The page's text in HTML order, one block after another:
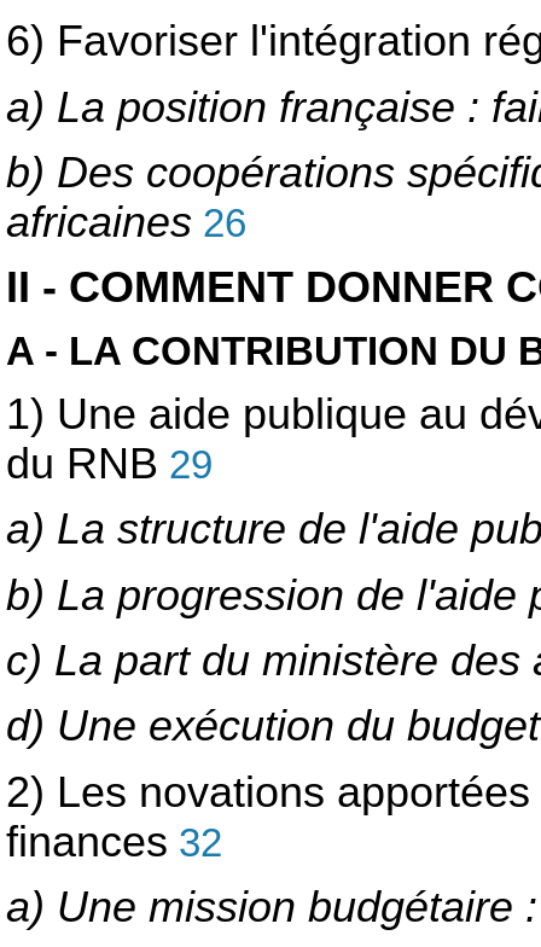
6) Favoriser l'intégration
a) La position française :
b) Des coopérations
africaines 26
II - COMMENT DONNER
A - LA CONTRIBUTION DU
1) Une aide publique au
du RNB 29
a) La structure de l'aide
b) La progression de l'aide
c) La part du ministère des
d) Une exécution du
2) Les novations
finances 32
a) Une mission budgétaire